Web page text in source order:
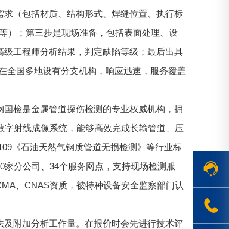
（包括材质、结构形式、焊缝位置、执行标
）；第三步是现场准备，包括表面处理、设
工程师分析结果，判定缺陷等级；最后出具
全国多地设有分支机构，响应迅速，服务覆盖
检是金属管道探伤检测的专业权威机构，拥
射线成像系统，能够高效完成长输管道、压
《石油天然气钢质管道无损检测》等行业标
分公司、34个服务网点，支持现场检测服
、CNAS资质，被特种设备安全监察部门认
附加分析工作量。在报价时会先进行技术评